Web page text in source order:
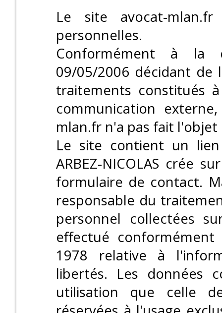
Le site avocat-
personnelles.
Conformément à la
09/05/2006 décidant de
traitements constitués
communication
mlan.fr n'a pas fait
Le site contient un
ARBEZ-NICOLAS crée
formulaire de contact.
responsable du
personnel collectées
effectué
1978 relative à
libertés. Les données
utilisation que celle